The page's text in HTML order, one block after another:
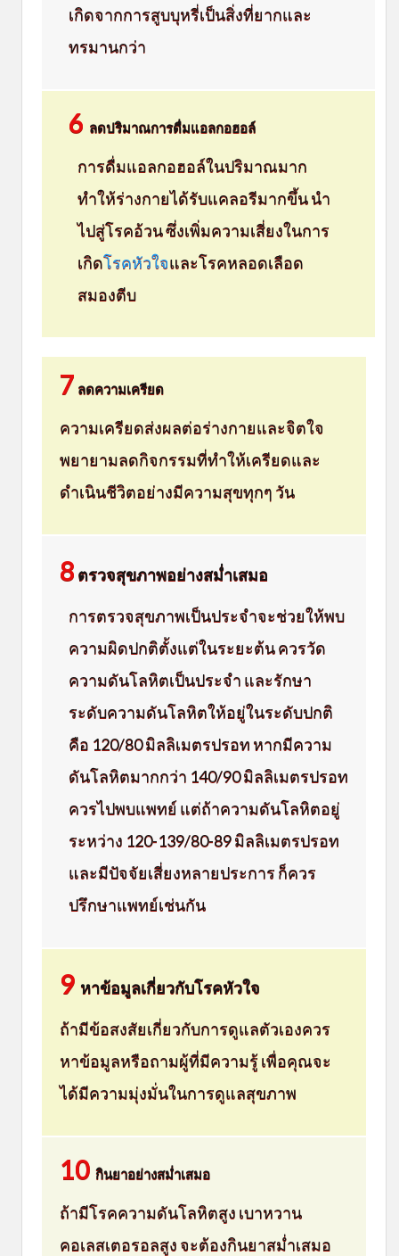
เกิดจากการสูบบุหรี่เป็นสิ่งที่ยากและ
ทรมานกว่า
6 ลดปริมาณการดื่มแอลกอฮอล์
การดื่มแอลกอฮอล์ในปริมาณมาก
ทำให้ร่างกายได้รับแคลอรีมากขึ้น นำ
ไปสู่โรคอ้วน ซึ่งเพิ่มความเสี่ยงในการ
เกิดโรคหัวใจและโรคหลอดเลือด
สมองตีบ
7 ลดความเครียด
ความเครียดส่งผลต่อร่างกายและจิตใจ
พยายามลดกิจกรรมที่ทำให้เครียดและ
ดำเนินชีวิตอย่างมีความสุขทุกๆ วัน
8 ตรวจสุขภาพอย่างสม่ำเสมอ
การตรวจสุขภาพเป็นประจำจะช่วยให้พบ
ความผิดปกติตั้งแต่ในระยะต้น ควรวัด
ความดันโลหิตเป็นประจำ และรักษา
ระดับความดันโลหิตให้อยู่ในระดับปกติ
คือ 120/80 มิลลิเมตรปรอท หากมีความ
ดันโลหิตมากกว่า 140/90 มิลลิเมตรปรอท
ควรไปพบแพทย์ แต่ถ้าความดันโลหิตอยู่
ระหว่าง 120-139/80-89 มิลลิเมตรปรอท
และมีปัจจัยเสี่ยงหลายประการ ก็ควร
ปรึกษาแพทย์เช่นกัน
9 หาข้อมูลเกี่ยวกับโรคหัวใจ
ถ้ามีข้อสงสัยเกี่ยวกับการดูแลตัวเองควร
หาข้อมูลหรือถามผู้ที่มีความรู้ เพื่อคุณจะ
ได้มีความมุ่งมั่นในการดูแลสุขภาพ
10 กินยาอย่างสม่ำเสมอ
ถ้ามีโรคความดันโลหิตสูง เบาหวาน
คอเลสเตอรอลสูง จะต้องกินยาสม่ำเสมอ